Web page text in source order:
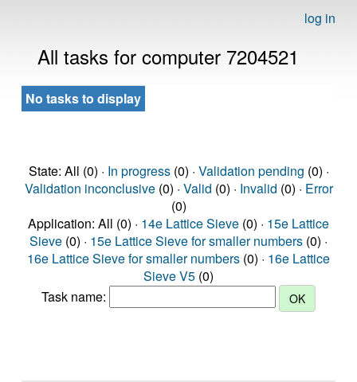
log in
All tasks for computer 7204521
No tasks to display
State: All (0) · In progress(0) · Validation pending (0) ·
Validation inconclusive(0) · Valid (0) · Invalid (0) · Error
(0)
Application: All (0) · 14e Lattice Sieve (0) · 15e Lattice
Sieve (0) · 15e Lattice Sieve for smaller numbers (0) ·
16e Lattice Sieve for smaller numbers (0) · 16e Lattice
Sieve V5 (0)
Task name: